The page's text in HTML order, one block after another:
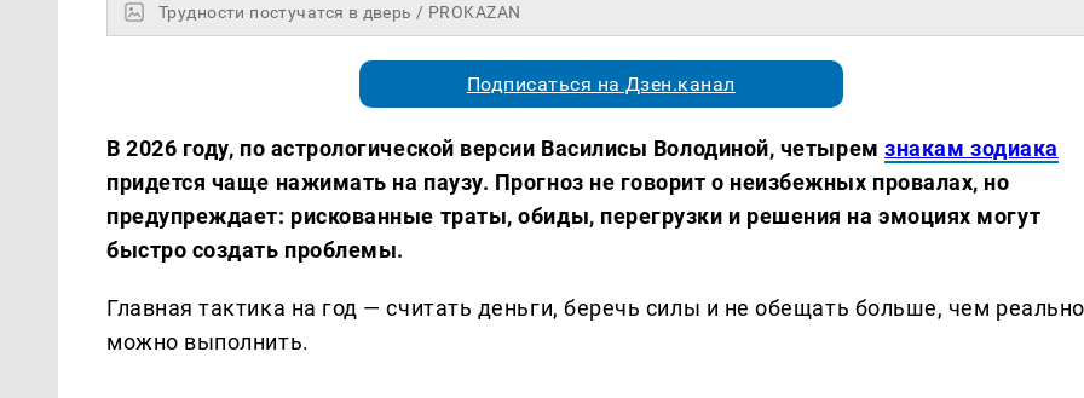
Трудности постучатся в дверь / PROKAZAN
Подписаться на Дзен.канал
В 2026 году, по астрологической версии Василисы Володиной, четыремзнакам зодиака
придется чаще нажимать на паузу. Прогноз не говорит о неизбежных провалах, но
предупреждает: рискованные траты, обиды, перегрузки и решения на эмоциях могут
быстро создать проблемы.
Главная тактика на год — считать деньги, беречь силы и не обещать больше, чем реально
можно выполнить.